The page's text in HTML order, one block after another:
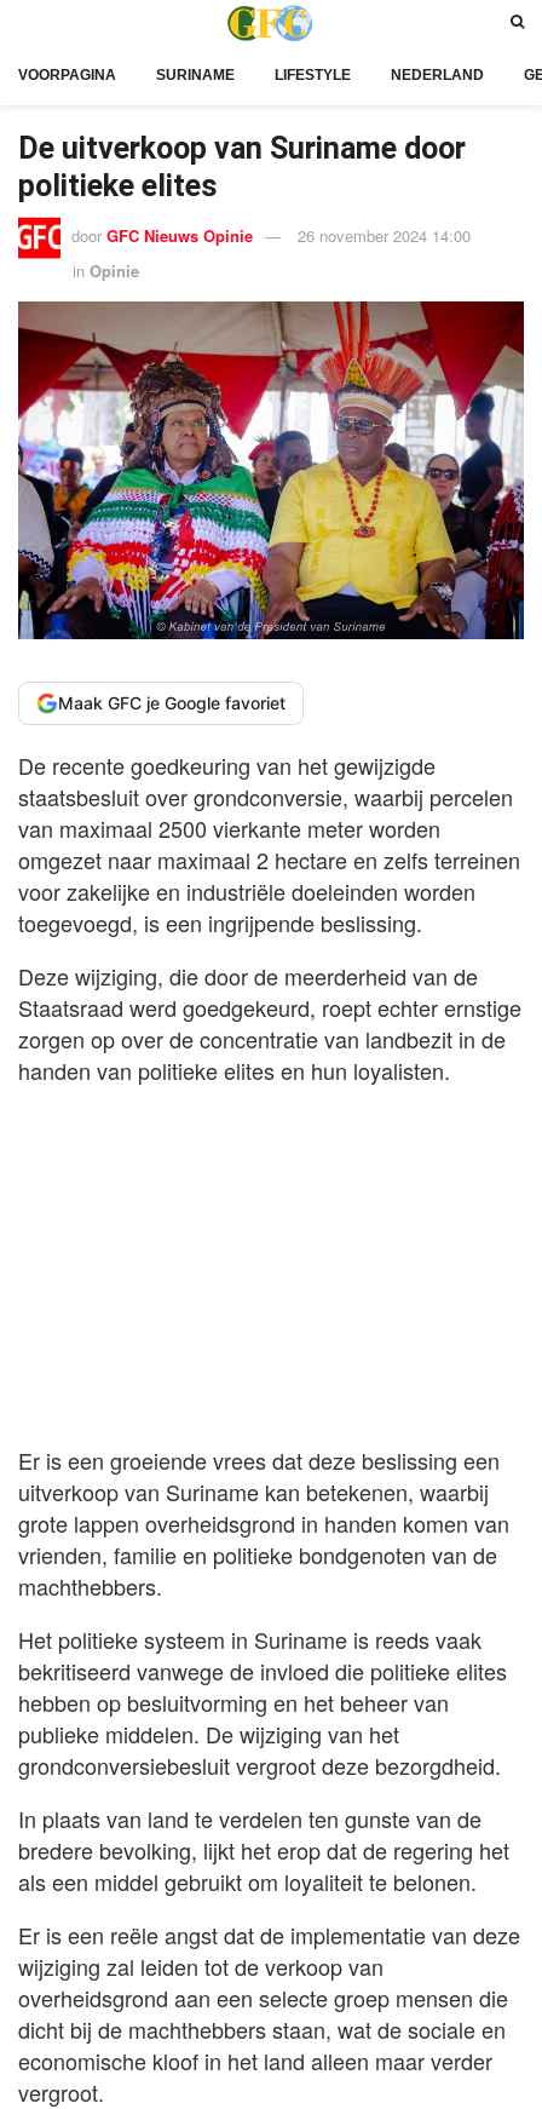
VOORPAGINA SURINAME LIFESTYLE NEDERLAND
De uitverkoop van Suriname door
politieke elites
door GFC Nieuws Opinie
26 november 2024 14:00
in Opinie
Maak GFC je Google favoriet
De recente goedkeuring van het gewijzigde
staatsbesluit over grondconversie, waarbij percelen
van maximaal 2500 vierkante meter worden
omgezet naar maximaal 2 hectare en zelfs terreinen
voor zakelijke en industriële doeleinden worden
toegevoegd, is een ingrijpende beslissing.
Deze wijziging, die door de meerderheid van de
Staatsraad werd goedgekeurd, roept echter ernstige
zorgen op over de concentratie van landbezit in de
handen van politieke elites en hun loyalisten.
Er is een groeiende vrees dat deze beslissing een
uitverkoop van Suriname kan betekenen, waarbij
grote lappen overheidsgrond in handen komen van
vrienden, familie en politieke bondgenoten van de
machthebbers.
Het politieke systeem in Suriname is reeds vaak
bekritiseerd vanwege de invloed die politieke elites
hebben op besluitvorming en het beheer van
publieke middelen. De wijziging van het
grondconversiebesluit vergroot deze bezorgdheid.
In plaats van land te verdelen ten gunste van de
bredere bevolking, lijkt het erop dat de regering het
als een middel gebruikt om loyaliteit te belonen.
Er is een reële angst dat de implementatie van deze
wijziging zal leiden tot de verkoop van
overheidsgrond aan een selecte groep mensen die
dicht bij de machthebbers staan, wat de sociale en
economische kloof in het land alleen maar verder
vergroot.